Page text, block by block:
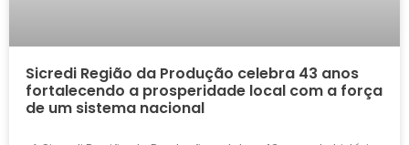
Sicredi Região da Produção celebra 43 anos
fortalecendo a prosperidade local com a força
de um sistema nacional